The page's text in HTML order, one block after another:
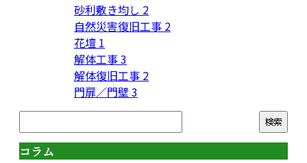
砂利敷き均し 2
自然災害復旧工事 2
花壇 1
解体工事3
解体復旧工事 2
門扉／門壁3
コラム